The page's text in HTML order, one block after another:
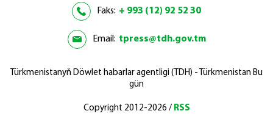
Faks: + 993 (12) 92 52 30
Email: tpress@tdh.gov.tm
Türkmenistanyň Döwlet habarlar agentligi (TDH) - Türkmenistan Bu
gün
Copyright 2012-2026 / RSS